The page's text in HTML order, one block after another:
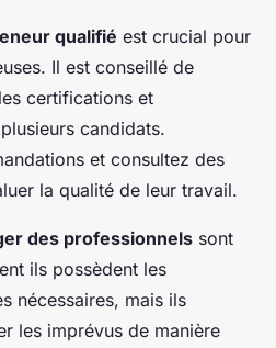
qualifié est crucial pour
Il est conseillé de
certifications et
candidats.
et consultez des
la qualité de leur travail.
des professionnels sont
ils possèdent les
nécessaires, mais ils
les imprévus de manière